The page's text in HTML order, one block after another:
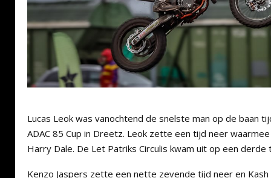
Lucas Leok was vanochtend de snelste man op de baan
ADAC 85 Cup in Dreetz. Leok zette een tijd neer
Harry Dale. De Let Patriks Circulis kwam uit op een derde
Kenzo Jaspers zette een nette zevende tijd neer en